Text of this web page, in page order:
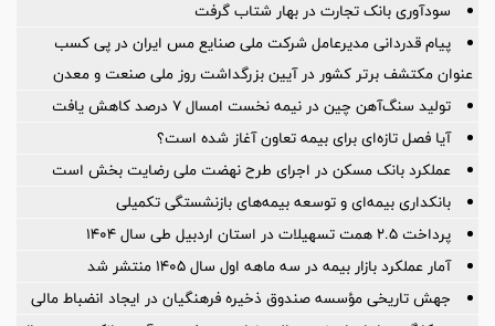
سودآوری بانک تجارت در بهار شتاب گرفت
پیام قدردانی مدیرعامل شرکت ملی صنایع مس ایران در پی کسب
عنوان مکتشف برتر کشور در آیین بزرگداشت روز ملی صنعت و معدن
تولید سنگ‌آهن چین در نیمه نخست امسال ۷ درصد کاهش یافت
آیا فصل تازه‌ای برای بیمه تعاون آغاز شده است؟
عملکرد بانک مسکن در اجرای طرح نهضت ملی رضایت بخش است
بانکداری بیمه‌ای و توسعه بیمه‌های بازنشستگی تکمیلی
پرداخت ۲.۵ همت تسهیلات در استان اردبیل طی سال ۱۴۰۴
آمار عملكرد بازار بیمه در سه ماهه اول سال 1405 منتشر شد
جهش تاریخی مؤسسه صندوق ذخیره فرهنگیان در ایجاد انضباط مالی